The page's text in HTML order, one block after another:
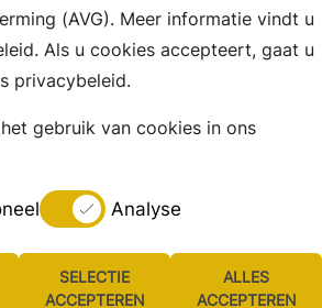
(AVG). Meer informatie vindt u
Als u cookies accepteert, gaat u
privacybeleid.
gebruik van cookies in ons
Analyse
SELECTIE
ACCEPTEREN
ALLES
ACCEPTEREN